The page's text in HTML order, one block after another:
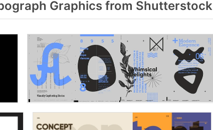
Graphics from Shutterstock